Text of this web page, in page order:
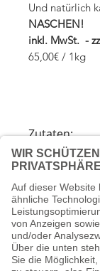
Und natürlich
NASCHEN!
inkl. MwSt. -
65,00€ / 1kg
Zutaten:
Zucker,
Carnaubawachs
GLUTENFREI
Wir berechnen
dem
Bis 29,00 EUR
Ab einem
wir
je 100g